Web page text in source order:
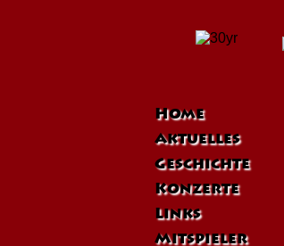
Home
Aktuelles
Geschichte
Konzerte
Links
Mitspieler